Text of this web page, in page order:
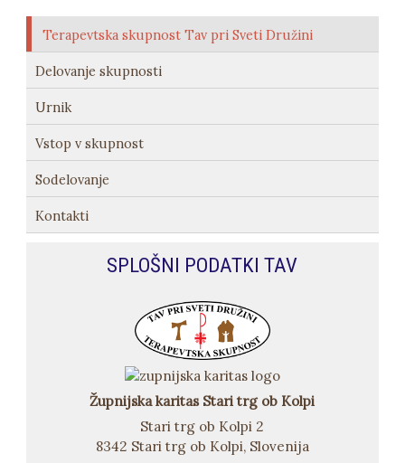
Terapevtska skupnost Tav pri Sveti Družini
Delovanje skupnosti
Urnik
Vstop v skupnost
Sodelovanje
Kontakti
SPLOŠNI PODATKI TAV
Župnijska karitas Stari trg ob Kolpi
Stari trg ob Kolpi 2
8342 Stari trg ob Kolpi, Slovenija